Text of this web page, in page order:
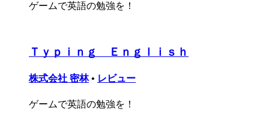
ゲームで英語の勉強を！
Ｔｙｐｉｎｇ Ｅｎｇｌｉｓｈ
株式会社 密林 • レビュー
ゲームで英語の勉強を！